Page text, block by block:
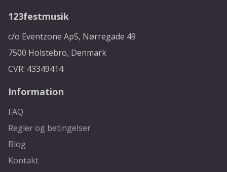
123festmusik
c/o Eventzone ApS, Nørregade 49
7500 Holstebro, Denmark
CVR: 43349414
Information
FAQ
Regler og betingelser
Blog
Kontakt